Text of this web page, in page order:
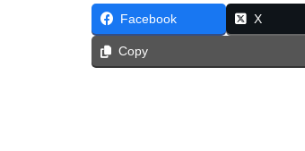
Facebook X
Copy